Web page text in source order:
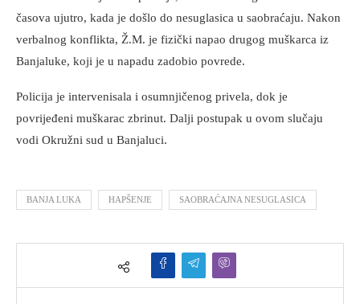
časova ujutro, kada je došlo do nesuglasica u saobraćaju. Nakon
verbalnog konflikta, Ž.M. je fizički napao drugog muškarca iz
Banjaluke, koji je u napadu zadobio povrede.
Policija je intervenisala i osumnjičenog privela, dok je
povrijeđeni muškarac zbrinut. Dalji postupak u ovom slučaju
vodi Okružni sud u Banjaluci.
BANJA LUKA HAPŠENJE SAOBRAĆAJNA NESUGLASICA